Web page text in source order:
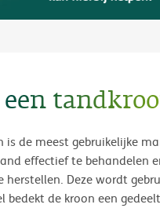
is de meest gebruikelijke
effectief te behandelen
herstellen. Deze wordt
bedekt de kroon een